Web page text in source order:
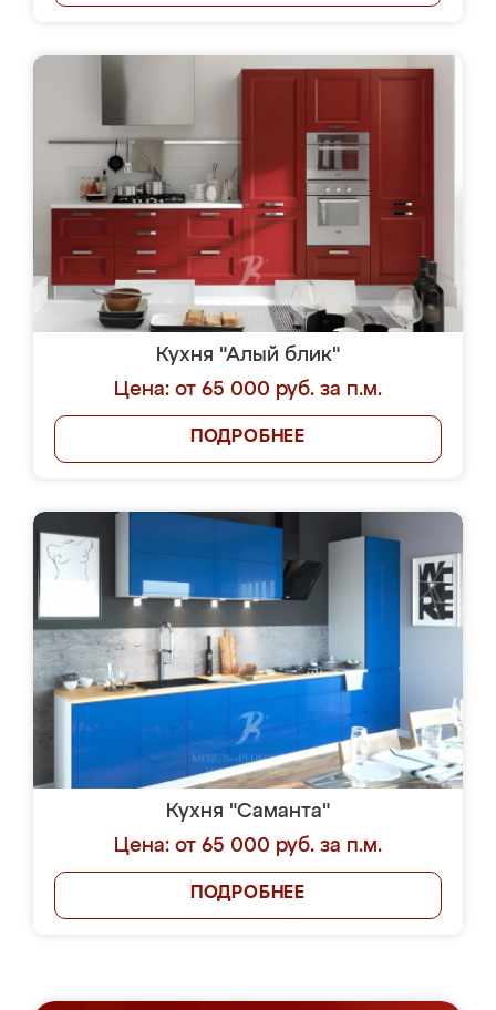
Кухня "Алый блик"
Цена: от 65 000 руб. за п.м.
ПОДРОБНЕЕ
Кухня "Саманта"
Цена: от 65 000 руб. за п.м.
ПОДРОБНЕЕ